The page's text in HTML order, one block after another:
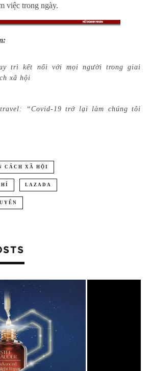
việc trong ngày.
trì kết nối với mọi người trong giai
xã hội
“Covid-19 trở lại làm chúng tôi
CÁCH XÃ HỘI
LAZADA